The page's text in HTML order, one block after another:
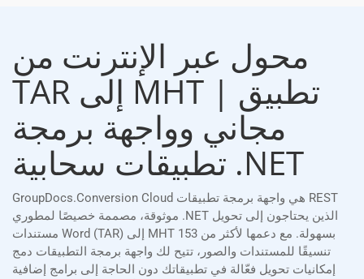
محول عبر الإنترنت من
TAR إلى MHT | تطبيق
مجاني وواجهة برمجة
تطبيقات سحابية .NET
GroupDocs.Conversion Cloud هي واجهة برمجة تطبيقات REST
موثوقة، مصممة خصيصًا لمطوري .NET الذين يحتاجون إلى تحويل
مستندات Word (TAR) إلى MHT بسهولة. مع دعمها لأكثر من 153
تنسيقًا للمستندات والصور، تتيح لك واجهة برمجة التطبيقات دمج
إمكانيات تحويل فعّالة في تطبيقاتك دون الحاجة إلى برامج إضافية